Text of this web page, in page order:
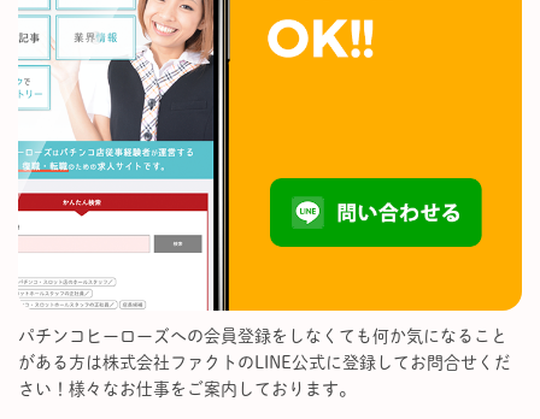
パチンコヒーローズへの会員登録をしなくても何か気になること
がある方は株式会社ファクトのLINE公式に登録してお問合せくだ
さい！様々なお仕事をご案内しております。